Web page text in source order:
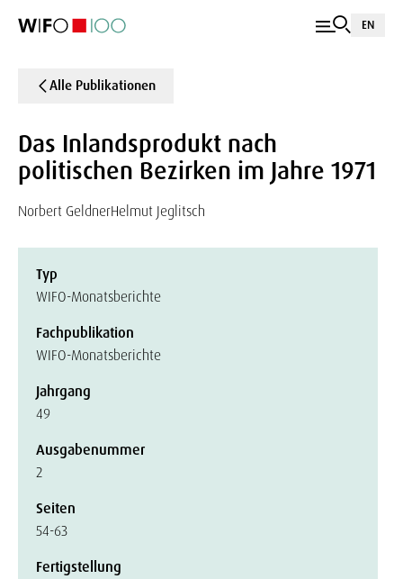
EN
Alle Publikationen
Das Inlandsprodukt nach
politischen Bezirken im Jahre 1971
Norbert GeldnerHelmut Jeglitsch
Typ
WIFO-Monatsberichte
Fachpublikation
WIFO-Monatsberichte
Jahrgang
49
Ausgabenummer
2
Seiten
54-63
Fertigstellung